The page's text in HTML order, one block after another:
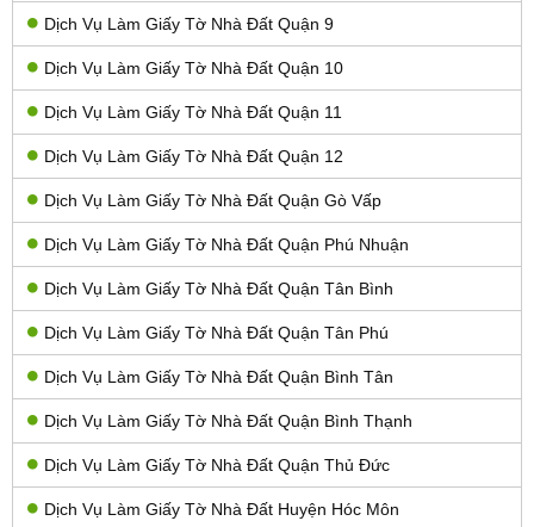
Dịch Vụ Làm Giấy Tờ Nhà Đất Quận 9
Dịch Vụ Làm Giấy Tờ Nhà Đất Quận 10
Dịch Vụ Làm Giấy Tờ Nhà Đất Quận 11
Dịch Vụ Làm Giấy Tờ Nhà Đất Quận 12
Dịch Vụ Làm Giấy Tờ Nhà Đất Quận Gò Vấp
Dịch Vụ Làm Giấy Tờ Nhà Đất Quận Phú Nhuận
Dịch Vụ Làm Giấy Tờ Nhà Đất Quận Tân Bình
Dịch Vụ Làm Giấy Tờ Nhà Đất Quận Tân Phú
Dịch Vụ Làm Giấy Tờ Nhà Đất Quận Bình Tân
Dịch Vụ Làm Giấy Tờ Nhà Đất Quận Bình Thạnh
Dịch Vụ Làm Giấy Tờ Nhà Đất Quận Thủ Đức
Dịch Vụ Làm Giấy Tờ Nhà Đất Huyện Hóc Môn